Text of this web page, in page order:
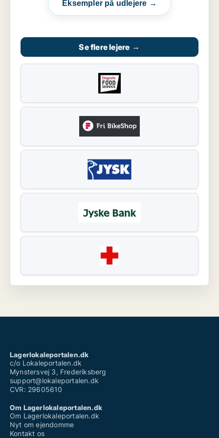
Eksempler på udlejere →
Se flere lejere →
Lagerlokaleportalen.dk
c/o Lokaleportalen.dk
Mynstersvej 3, Frederiksberg
support@lokaleportalen.dk
CVR: 29605610
Om Lagerlokaleportalen.dk
Om Lagerlokaleportalen.dk
Nyt om ejendomme
Kontakt os